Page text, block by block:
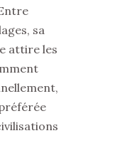
sa
attire les